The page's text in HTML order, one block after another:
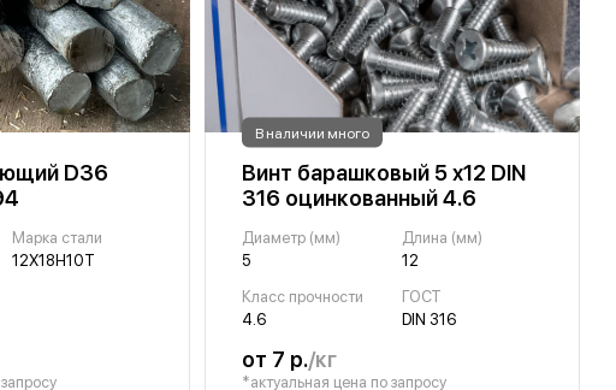
D36
Марка стали
12Х18Н10Т
В наличии много
Винт барашковый 5 х12 DIN
316 оцинкованный 4.6
Диаметр (мм)
5
Длина (мм)
12
Класс прочности
4.6
ГОСТ
DIN 316
от 7 р./кг
*актуальная цена по запросу